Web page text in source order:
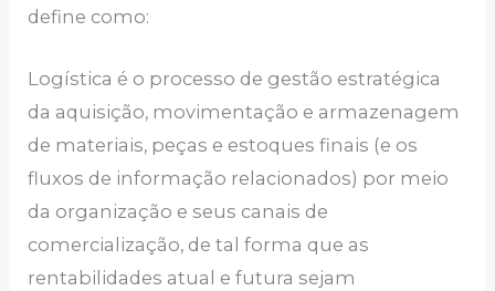
define como:
Logística é o processo de gestão estratégica
da aquisição, movimentação e armazenagem
de materiais, peças e estoques finais (e os
fluxos de informação relacionados) por meio
da organização e seus canais de
comercialização, de tal forma que as
rentabilidades atual e futura sejam